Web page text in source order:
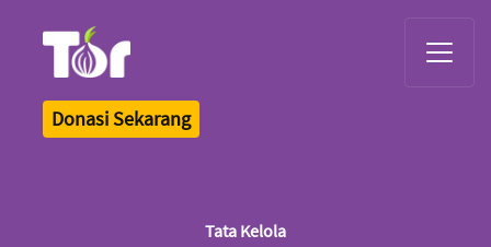
Donasi Sekarang
Tata Kelola